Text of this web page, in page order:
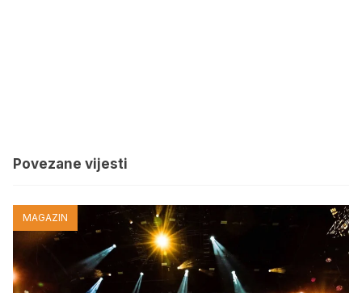
Povezane vijesti
MAGAZIN